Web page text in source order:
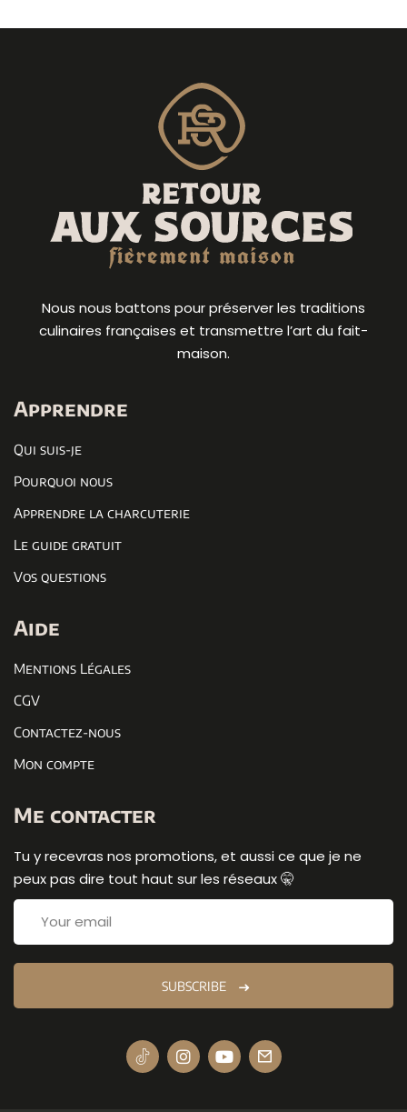
Nous nous battons pour préserver les traditions
culinaires françaises et transmettre l’art du fait-
maison.
Apprendre
Qui suis-je
Pourquoi nous
Apprendre la charcuterie
Le guide gratuit
Vos questions
Aide
Mentions Légales
CGV
Contactez-nous
Mon compte
Me contacter
Tu y recevras nos promotions, et aussi ce que je ne
peux pas dire tout haut sur les réseaux 🤫
SUBSCRIBE